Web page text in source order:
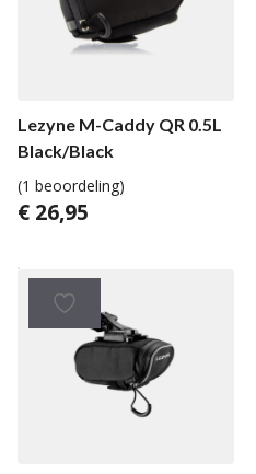
Lezyne M-Caddy QR 0.5L
Black/Black
(1 beoordeling)
€ 26,95